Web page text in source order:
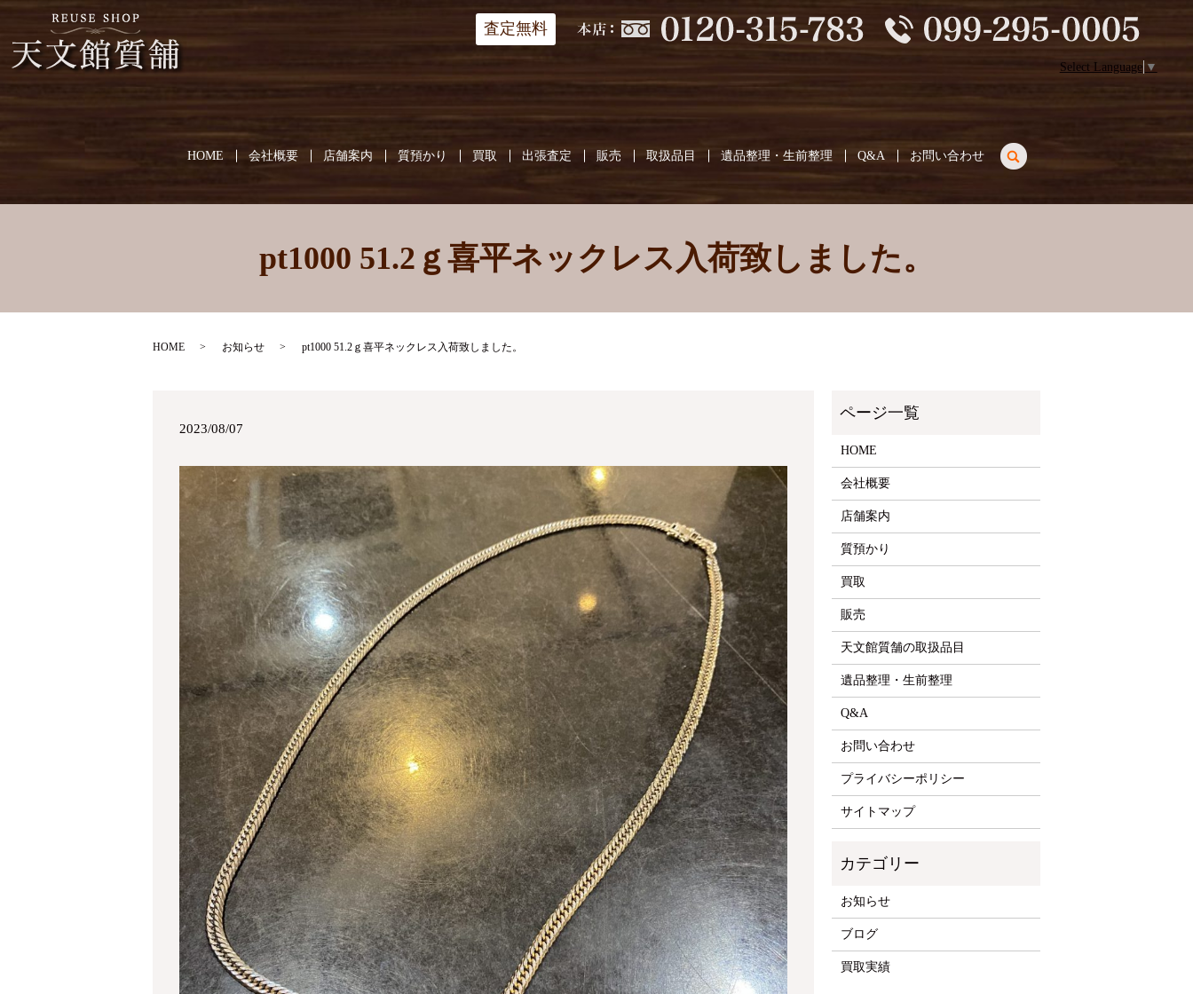
HOME 会社概要 店舗案内 質預かり 買取 出張査定 販売 取扱品目 遺品整理・生前整理 Q&A お問い合わせ search
査定無料
Select Language ▼
pt1000 51.2ｇ喜平ネックレス入荷致しました。
HOME お知らせ pt1000 51.2ｇ喜平ネックレス入荷致しました。
2023/08/07
HOME
会社概要
店舗案内
質預かり
買取
販売
天文館質舗の取扱品目
遺品整理・生前整理
Q&A
お問い合わせ
プライバシーポリシー
サイトマップ
お知らせ
ブログ
買取実績